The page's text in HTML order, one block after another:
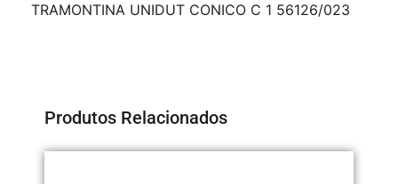
TRAMONTINA UNIDUT CONICO C 1 56126/023
Produtos Relacionados